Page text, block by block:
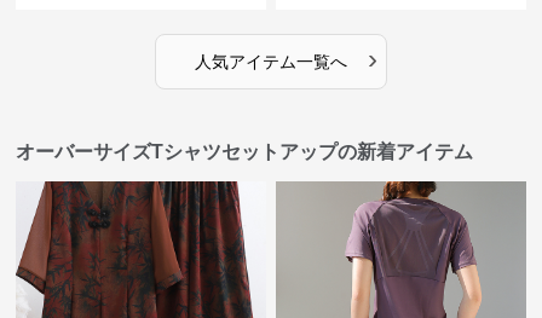
人気アイテム一覧へ ›
オーバーサイズTシャツセットアップの新着アイテム